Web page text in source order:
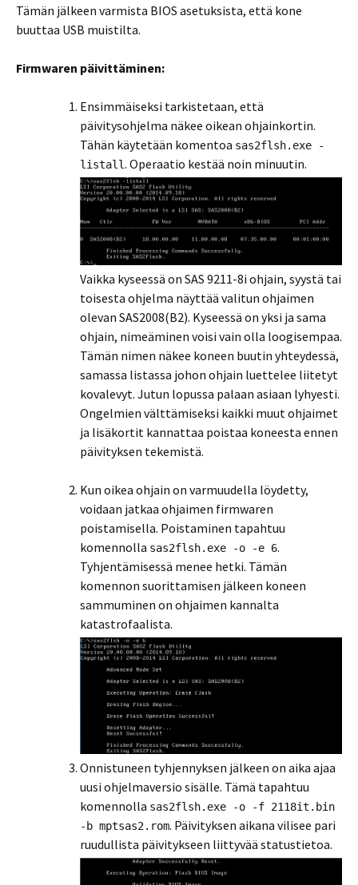
Tämän jälkeen varmista BIOS asetuksista, että kone
buuttaa USB muistilta.
Firmwaren päivittäminen:
Ensimmäiseksi tarkistetaan, että
päivitysohjelma näkee oikean ohjainkortin.
Tähän käytetään komentoa sas2flsh.exe -
listall. Operaatio kestää noin minuutin.
Vaikka kyseessä on SAS 9211-8i ohjain, syystä tai
toisesta ohjelma näyttää valitun ohjaimen
olevan SAS2008(B2). Kyseessä on yksi ja sama
ohjain, nimeäminen voisi vain olla loogisempaa.
Tämän nimen näkee koneen buutin yhteydessä,
samassa listassa johon ohjain luettelee liitetyt
kovalevyt. Jutun lopussa palaan asiaan lyhyesti.
Ongelmien välttämiseksi kaikki muut ohjaimet
ja lisäkortit kannattaa poistaa koneesta ennen
päivityksen tekemistä.
Kun oikea ohjain on varmuudella löydetty,
voidaan jatkaa ohjaimen firmwaren
poistamisella. Poistaminen tapahtuu
komennolla sas2flsh.exe -o -e 6.
Tyhjentämisessä menee hetki. Tämän
komennon suorittamisen jälkeen koneen
sammuminen on ohjaimen kannalta
katastrofaalista.
Onnistuneen tyhjennyksen jälkeen on aika ajaa
uusi ohjelmaversio sisälle. Tämä tapahtuu
komennolla sas2flsh.exe -o -f 2118it.bin
-b mptsas2.rom. Päivityksen aikana vilisee pari
ruudullista päivitykseen liittyvää statustietoa.